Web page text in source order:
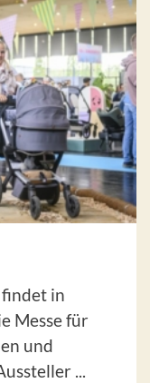
in
Messe für
und
...